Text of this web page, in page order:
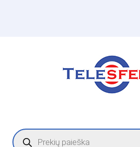
Products
search